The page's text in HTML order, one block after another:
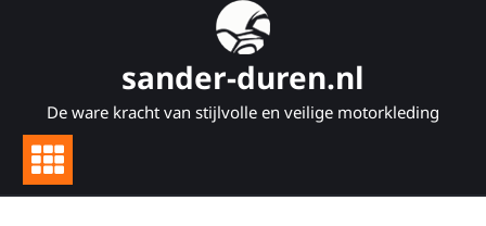
sander-duren.nl
De ware kracht van stijlvolle en veilige motorkleding